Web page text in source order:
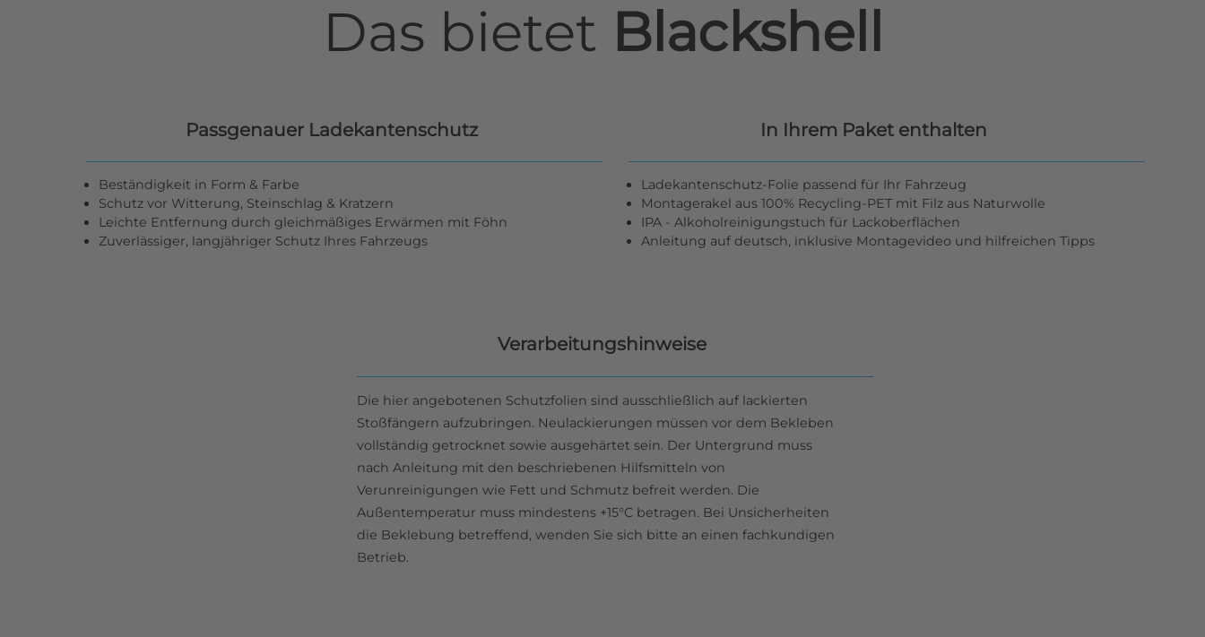
Das bietet Blackshell
Passgenauer Ladekantenschutz
Beständigkeit in Form & Farbe
Schutz vor Witterung, Steinschlag & Kratzern
Leichte Entfernung durch gleichmäßiges Erwärmen mit Föhn
Zuverlässiger, langjähriger Schutz Ihres Fahrzeugs
In Ihrem Paket enthalten
Ladekantenschutz-Folie passend für Ihr Fahrzeug
Montagerakel aus 100% Recycling-PET mit Filz aus Naturwolle
IPA - Alkoholreinigungstuch für Lackoberflächen
Anleitung auf deutsch, inklusive Montagevideo und hilfreichen Tipps
Verarbeitungshinweise
Die hier angebotenen Schutzfolien sind ausschließlich auf lackierten
Stoßfängern aufzubringen. Neulackierungen müssen vor dem Bekleben
vollständig getrocknet sowie ausgehärtet sein. Der Untergrund muss
nach Anleitung mit den beschriebenen Hilfsmitteln von
Verunreinigungen wie Fett und Schmutz befreit werden. Die
Außentemperatur muss mindestens +15°C betragen. Bei Unsicherheiten
die Beklebung betreffend, wenden Sie sich bitte an einen fachkundigen
Betrieb.